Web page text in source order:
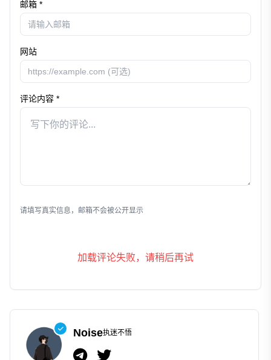
邮箱 *
网站
评论内容 *
请填写真实信息，邮箱不会被公开显示
加载评论失败，请稍后再试
Noise执迷不悟